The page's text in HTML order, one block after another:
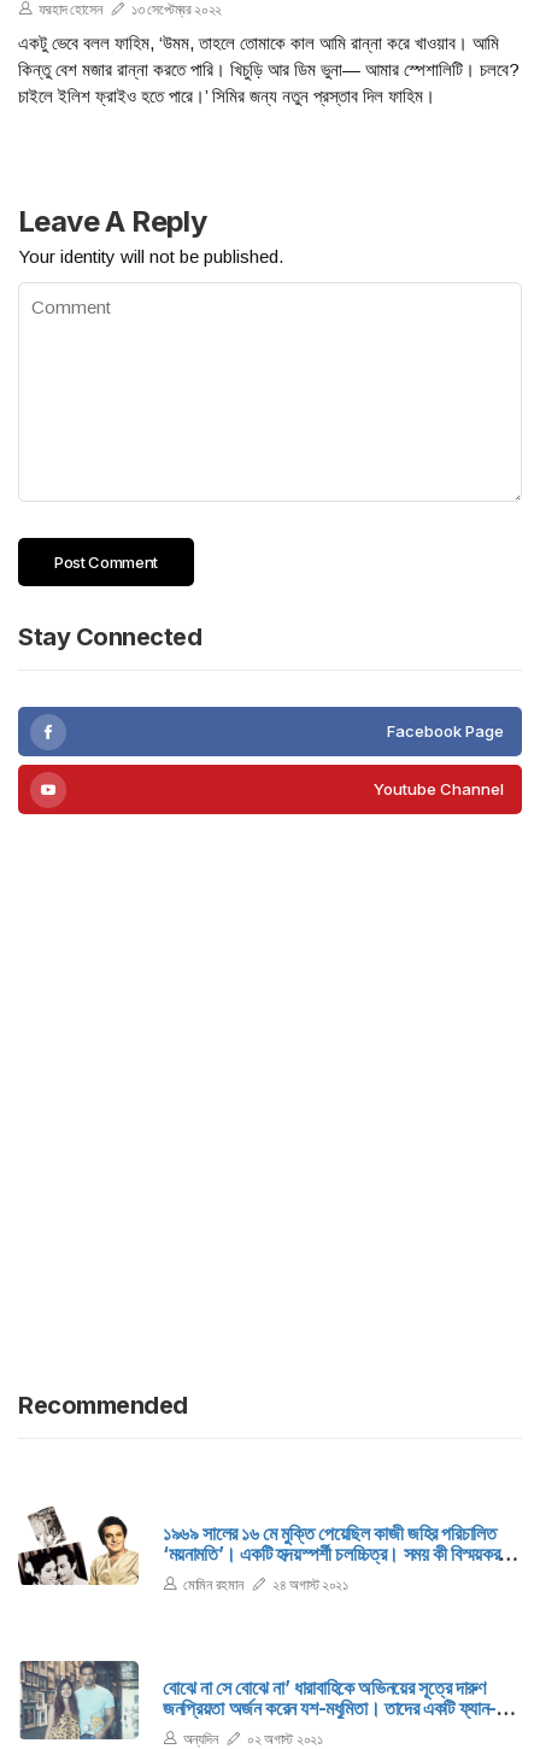
ফরহাদ হোসেন ১৩ সেপ্টেম্বর ২০২২
একটু ভেবে বলল ফাহিম, ‘উমম, তাহলে তোমাকে কাল আমি রান্না করে খাওয়াব। আমি
কিন্তু বেশ মজার রান্না করতে পারি। খিচুড়ি আর ডিম ভুনা— আমার স্পেশালিটি। চলবে?
চাইলে ইলিশ ফ্রাইও হতে পারে।’ সিমির জন্য নতুন প্রস্তাব দিল ফাহিম।
Leave A Reply
Your identity will not be published.
Stay Connected
Facebook Page
Youtube Channel
Recommended
১৯৬৯ সালের ১৬ মে মুক্তি পেয়েছিল কাজী জহির পরিচালিত
‘ময়নামতি’। একটি হৃদয়স্পর্শী চলচ্চিত্র। সময় কী বিস্ময়কর!
হামাগুড়ি দিতে দিতে ক্রমশ সে পঞ্চাশ বছরে পৌঁছে দিয়েছে
এদেশের চলচ্চিত্রশিল্পের উল্লেখযোগ্য এ চলচ্চিত্রকর্মটিকে।
মোমিন রহমান ২৪ অগাস্ট ২০২১
বোঝে না সে বোঝে না’ ধারাবাহিকে অভিনয়ের সূত্রে দারুণ
জনপ্রিয়তা অর্জন করেন যশ-মধুমিতা। তাদের একটি ফ্যান-
গোষ্ঠী গড়ে ওঠে। ভক্তরা ‘যশমিতা’ নামেও তাদের ডাকেন।
অন্যদিন ০২ অগাস্ট ২০২১